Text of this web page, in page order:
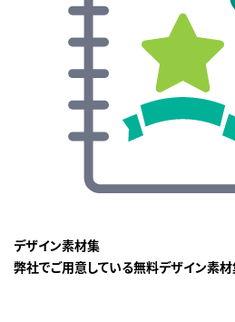
デザイン素材集
弊社でご用意している無料デザイン素材